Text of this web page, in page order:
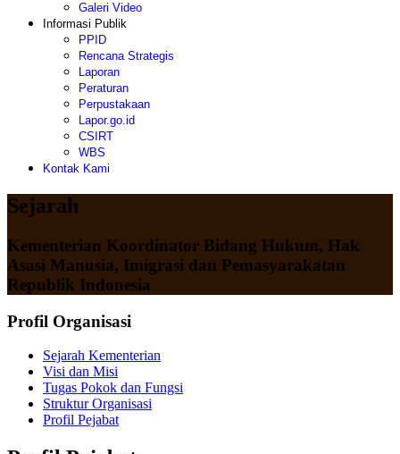
Galeri Video
Informasi Publik
PPID
Rencana Strategis
Laporan
Peraturan
Perpustakaan
Lapor.go.id
CSIRT
WBS
Kontak Kami
Sejarah
Kementerian Koordinator Bidang Hukum, Hak
Asasi Manusia, Imigrasi dan Pemasyarakatan
Republik Indonesia
Profil Organisasi
Sejarah Kementerian
Visi dan Misi
Tugas Pokok dan Fungsi
Struktur Organisasi
Profil Pejabat